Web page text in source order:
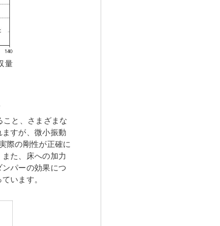
量
と、さまざまな
すが、微小振動
際の剛性が正確に
た、床への加力
パーの効果につ
います。